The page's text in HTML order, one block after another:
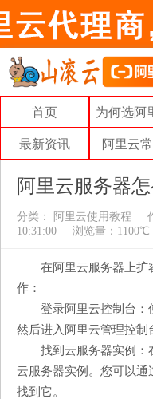
首页 为何选阿
最新资讯 阿里云
阿里云服务器
分类： 阿里云使用教程
10:31:00
浏览量：1100℃
在阿里云服务器上扩
作：
登录阿里云控制台：
然后进入阿里云管理控制
找到云服务器实例：
云服务器实例。您可以
找到它。